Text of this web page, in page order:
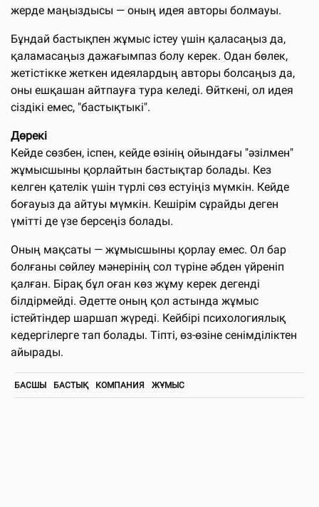
жерде маңыздысы — оның идея авторы болмауы.
Бұндай бастықпен жұмыс істеу үшін қаласаңыз да,
қаламасаңыз дажағымпаз болу керек. Одан бөлек,
жетістікке жеткен идеялардың авторы болсаңыз да,
оны ешқашан айтпауға тура келеді. Өйткені, ол идея
сіздікі емес, "бастықтыкі".
Дөрекі
Кейде сөзбен, іспен, кейде өзінің ойындағы "әзілмен"
жұмысшыны қорлайтын бастықтар болады. Кез
келген қателік үшін түрлі сөз естуіңіз мүмкін. Кейде
боғауыз да айтуы мүмкін. Кешірім сұрайды деген
үмітті де үзе берсеңіз болады.
Оның мақсаты — жұмысшыны қорлау емес. Ол бар
болғаны сөйлеу мәнерінің сол түріне әбден үйреніп
қалған. Бірақ бұл оған көз жұму керек дегенді
білдірмейді. Әдетте оның қол астында жұмыс
істейтіндер шаршап жүреді. Кейбірі психологиялық
кедергілерге тап болады. Тіпті, өз-өзіне сенімділіктен
айырады.
БАСШЫ БАСТЫҚ КОМПАНИЯ ЖҰМЫС